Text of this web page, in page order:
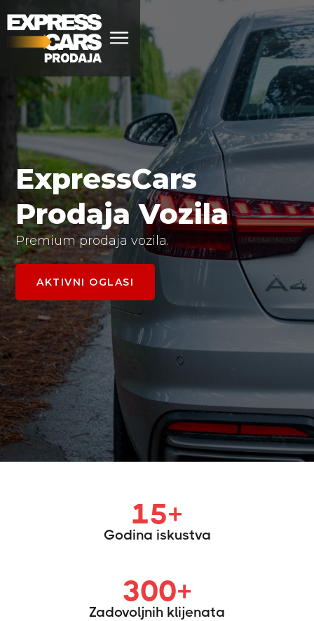
ExpressCars
Prodaja Vozila
Premium prodaja vozila.
AKTIVNI OGLASI
15+
Godina iskustva
300+
Zadovoljnih klijenata